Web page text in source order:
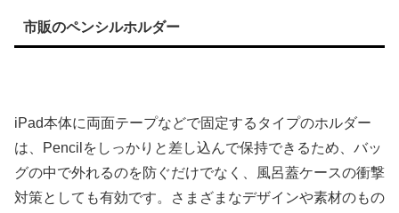
市販のペンシルホルダー
iPad本体に両面テープなどで固定するタイプのホルダー
は、Pencilをしっかりと差し込んで保持できるため、バッ
グの中で外れるのを防ぐだけでなく、風呂蓋ケースの衝撃
対策としても有効です。さまざまなデザインや素材のもの